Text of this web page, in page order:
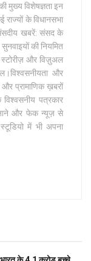
मुख्य विशेषज्ञता इन
राज्यों के विधानसभा
संसदीय खबरें: संसद के
सुनवाइयों की नियमित
स्टोरीज़ और विज़ुअल
और
प्रामाणिक ख़बरों
पत्रकार
और फेक न्यूज़ से
में भी अपना